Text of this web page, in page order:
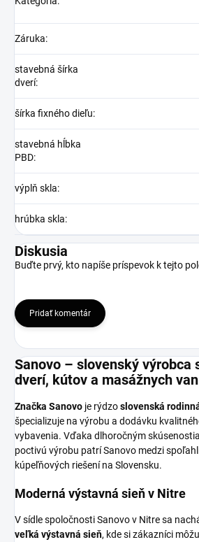
Záruka:
stavebná šírka
dverí:
šírka fixného dieľu:
stavebná hĺbka
PBD:
výplň skla:
hrúbka skla:
Diskusia
Buďte prvý, kto napíše príspevok k tejto
Pridať komentár
Sanovo – slovenský výrobca
dverí, kútov a masážnych
Značka Sanovo je rýdzoslovenská
špecializuje na výrobu a dodávku
vybavenia. Vďaka dlhoročným
poctivú výrobu patrí Sanovo medzi
kúpeľňových riešení na Slovensku.
Moderná výstavná sieň v Nitre
V sídle spoločnosti Sanovo v Nitre sa
veľká výstavná sieň, kde si zákazníci